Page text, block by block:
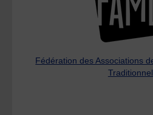
Fédération des Associations